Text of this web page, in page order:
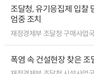
조달청, 유기응집제 입찰
엄중 조치
재정경제부 조달청 구매사업
폭염 속 건설현장 찾은 조